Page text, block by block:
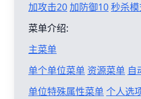
加攻击20加防御10秒杀
菜单介绍:
主菜单
单个单位菜单 资源菜单 自
单位特殊属性菜单个人选